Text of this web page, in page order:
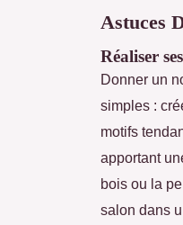
Astuces
Réaliser
Donner un
simples :
motifs
apportant
bois ou la
salon dans